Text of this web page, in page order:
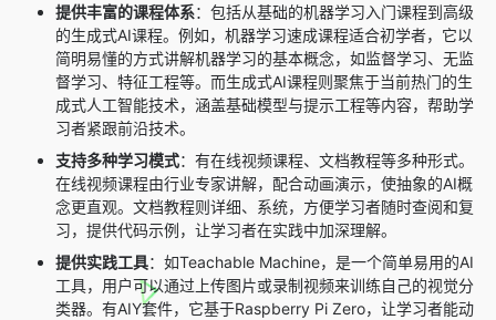
提供丰富的课程体系：包括从基础的机器学习入门课程到高级
的生成式AI课程。例如，机器学习速成课程适合初学者，它以
简明易懂的方式讲解机器学习的基本概念，如监督学习、无监
督学习、特征工程等。而生成式AI课程则聚焦于当前热门的生
成式人工智能技术，涵盖基础模型与提示工程等内容，帮助学
习者紧跟前沿技术。
支持多种学习模式：有在线视频课程、文档教程等多种形式。
在线视频课程由行业专家讲解，配合动画演示，使抽象的AI概
念更直观。文档教程则详细、系统，方便学习者随时查阅和复
习，提供代码示例，让学习者在实践中加深理解。
提供实践工具：如Teachable Machine，是一个简单易用的AI
工具，用户可以通过上传图片或录制视频来训练自己的视觉分
类器。有AIY套件，它基于Raspberry Pi Zero，让学习者能动